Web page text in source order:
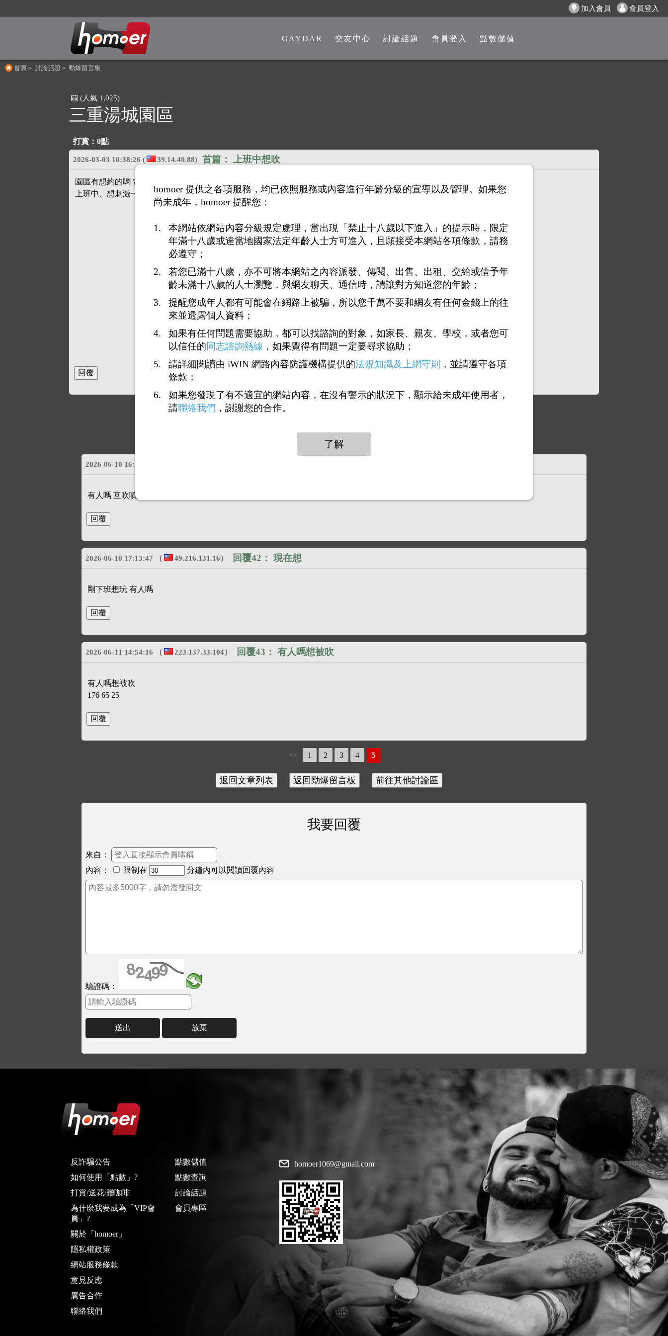
加入會員 會員登入
GAYDAR 交友中心 討論話題
同志文學館
會員登入 點數儲值
首頁 ＞ 討論話題 ＞ 勁爆留言板
(人氣 1,025)
三重湯城園區
打賞：0點
首篇：上班中想吹
2026-03-03 10:38:26 ( 39.14.40.88)
園區有想約的嗎？
上班中、想刺激一下、幫你吹射
2026-06-10 16:27:30
有人嗎 互吹噴
回覆42： 現在想
2026-06-10 17:13:47 （ 49.216.131.16）
剛下班想玩 有人嗎
回覆43： 有人嗎想被吹
2026-06-11 14:54:16 （ 223.137.33.104）
有人嗎想被吹
176 65 25
<< 1 2 3 4 5
我要回覆
來自：
內容：
限制在 分鐘內可以閱讀回覆內容
驗證碼：
送出 放棄
反詐騙公告
如何使用「點數」?
打賞/送花/贈咖啡
為什麼我要成為「VIP會
員」?
關於「homoer」
隱私權政策
網站服務條款
意見反應
廣告合作
聯絡我們
點數儲值
點數查詢
討論話題
會員專區
homoer1069@gmail.com
homoer 提供之各項服務，均已依照服務或內容進行年齡分級的宣導以及管理。如果您
尚未成年，homoer 提醒您：
本網站依網站內容分級規定處理，當出現「禁止十八歲以下進入」的提示時，限定
年滿十八歲或達當地國家法定年齡人士方可進入，且願接受本網站各項條款，請務
必遵守；
若您已滿十八歲，亦不可將本網站之內容派發、傳閱、出售、出租、交給或借予年
齡未滿十八歲的人士瀏覽，與網友聊天、通信時，請讓對方知道您的年齡；
提醒您成年人都有可能會在網路上被騙，所以您千萬不要和網友有任何金錢上的往
來並透露個人資料；
如果有任何問題需要協助，都可以找諮詢的對象，如家長、親友、學校，或者您可
以信任的同志諮詢熱線 ，如果覺得有問題一定要尋求協助；
請詳細閱讀由 iWIN 網路內容防護機構提供的法規知識及上網守則
，並請遵守各項
條款；
如果您發現了有不適宜的網站內容，在沒有警示的狀況下，顯示給未成年使用者，
請聯絡我們 ，謝謝您的合作。